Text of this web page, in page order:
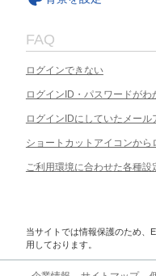
FAQ
ログインできない
ログインID・パスワードがわ
ログインIDにしていたメー
ショートカットアイコンから
ご利用環境に合わせた各種設
当サイトでは情報保護のため、
用しております。